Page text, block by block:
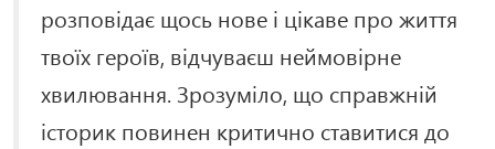
розповідає щось нове і цікаве про життя
твоїх героїв, відчуваєш неймовірне
хвилювання. Зрозуміло, що справжній
історик повинен критично ставитися до